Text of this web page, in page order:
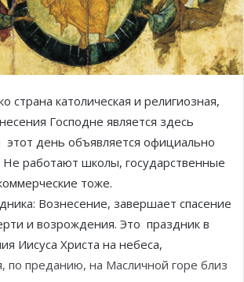
страна католическая и религиозная,
Господне является здесь
день объявляется официально
работают школы, государственные
тоже.
Вознесение, завершает спасение
и возрождения. Это праздник в
Иисуса Христа на небеса,
по преданию, на Масличной горе близ